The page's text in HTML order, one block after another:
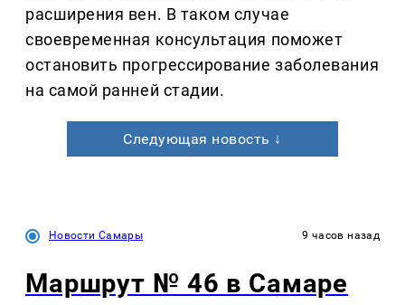
расширения вен. В таком случае
своевременная консультация поможет
остановить прогрессирование заболевания
на самой ранней стадии.
Следующая новость ↓
Новости Самары 9 часов назад
Маршрут № 46 в Самаре